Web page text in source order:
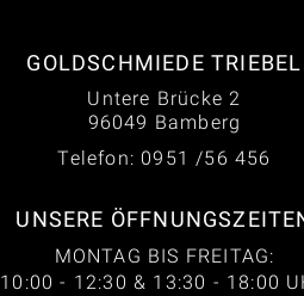
GOLDSCHMIEDE TRIEBEL
Untere Brücke 2
96049 Bamberg
Telefon: 0951 /56 456
UNSERE
MONTAG BIS FREITAG:
10:00 - 12:30 & 13:30 - 18:00